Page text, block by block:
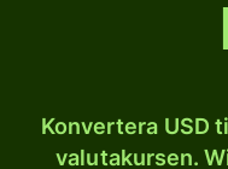
Konvertera USD
valutakursen.